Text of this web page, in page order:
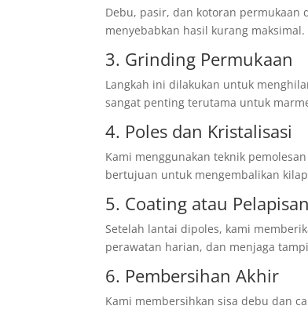
Debu, pasir, dan kotoran
menyebabkan hasil kurang maksimal.
3. Grinding Permukaan
Langkah ini dilakukan untuk
sangat penting terutama untuk
4. Poles dan Kristalisasi
Kami menggunakan teknik
bertujuan untuk mengembalikan
5. Coating atau Pelapisan
Setelah lantai dipoles, kami
perawatan harian, dan menjaga
6. Pembersihan Akhir
Kami membersihkan sisa debu dan